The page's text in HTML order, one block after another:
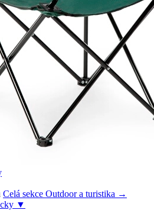
Celá sekce Outdoor a turistika →
▼